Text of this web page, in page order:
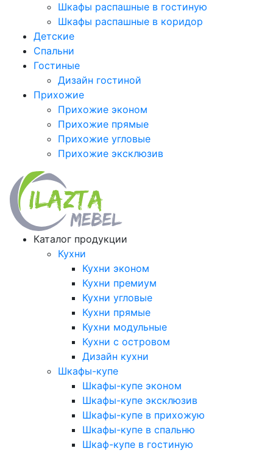
Шкафы распашные в гостиную
Шкафы распашные в коридор
Детские
Спальни
Гостиные
Дизайн гостиной
Прихожие
Прихожие эконом
Прихожие прямые
Прихожие угловые
Прихожие эксклюзив
Каталог продукции
Кухни
Кухни эконом
Кухни премиум
Кухни угловые
Кухни прямые
Кухни модульные
Кухни с островом
Дизайн кухни
Шкафы-купе
Шкафы-купе эконом
Шкафы-купе эксклюзив
Шкафы-купе в прихожую
Шкафы-купе в спальню
Шкаф-купе в гостиную